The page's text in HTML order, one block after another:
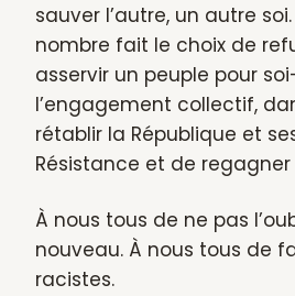
sauver l’autre, un autre
nombre fait le choix de
asservir un peuple pour
l’engagement collectif,
rétablir la République et
Résistance et de
À nous tous de ne pas
nouveau. À nous tous de
racistes.